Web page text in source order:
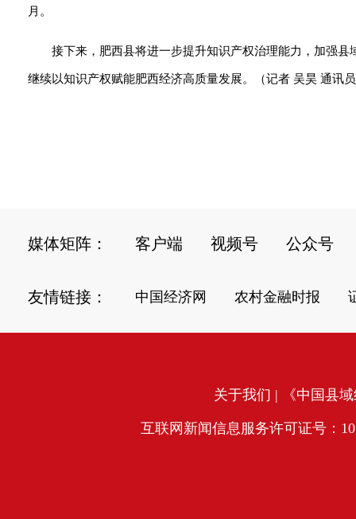
月。
接下来，肥西县将进一步提升知识产权治理能力，加强
继续以知识产权赋能肥西经济高质量发展。 （记者 吴昊 通讯
媒体矩阵： 客户端 视频号 公众号
友情链接： 中国经济网 农村金融时报
关于我们 | 《中国县
互联网新闻信息服务许可证号：